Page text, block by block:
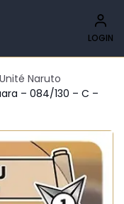
LOGIN
Naruto
– 084/130 – C –